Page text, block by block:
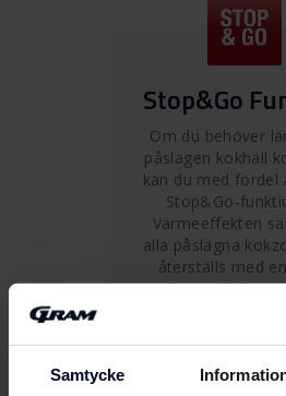
Samtycke
Stop&Go
Om du behöver
påslagen kokhäll
kan du med fördel
Stop&Go-
Värmeeffekten
alla påslagna
återställs med
tryckning till de